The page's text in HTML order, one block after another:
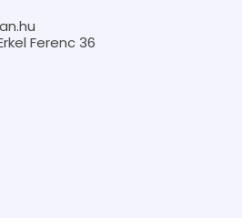
Ferenc 36